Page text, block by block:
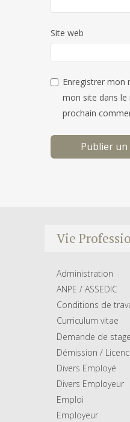
Site web
Enregistrer mon
mon site dans
prochain
Vie
Administration
ANPE / ASSEDIC
Conditions de
Curriculum vitae
Demande de stage
Démission /
Divers Employé
Divers Employeur
Emploi
Employeur